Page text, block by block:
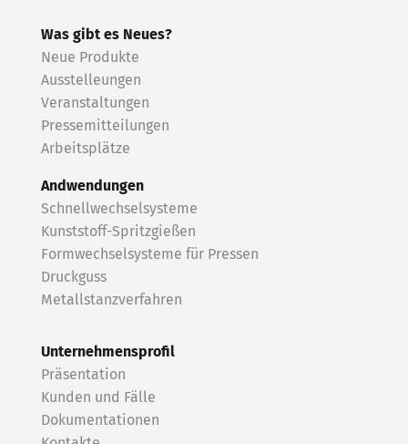
Was gibt es Neues?
Neue Produkte
Ausstelleungen
Veranstaltungen
Pressemitteilungen
Arbeitsplätze
Andwendungen
Schnellwechselsysteme
Kunststoff-Spritzgießen
Formwechselsysteme für Pressen
Druckguss
Metallstanzverfahren
Unternehmensprofil
Präsentation
Kunden und Fälle
Dokumentationen